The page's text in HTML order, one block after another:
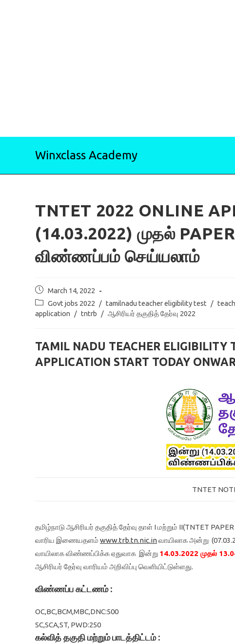
Winxclass Academy
TNTET 2022 ONLINE
(14.03.2022) முதல்
விண்ணப்பம் செய்யலாம்
Post
published:
March 14, 2022
Post
category:
Govt jobs 2022 / tamilnadu teacher eligibility test /
application / tntrb / ஆசிரியர் தகுதித் தேர்வு 2022
TAMIL NADU TEACHER ELIGIBILITY
APPLICATION START TODAY
TNTET
தமிழ்நாடு ஆசிரியர்‌ தகுதித்‌ தேர்வு தாள்‌ I மற்றும்‌ II(TNTET
வாரிய இணையதளம்‌ www.trb.tn.nic.inவாயிலாக அன்று
வாயிலாக விண்ணப்பிக்க ஏதுவாக இன்று 14.03.2022 முதல்‌
ஆசிரியர் தேர்வு வாரியம் அறிவிப்பு வெளியிட்டுள்ளது.
விண்ணப்ப கட்டணம் :
OC,BC,BCM,MBC,DNC:500
SC,SCA,ST, PWD:250
கல்வித் தகுதி மற்றும் பாடத்திட்டம் :